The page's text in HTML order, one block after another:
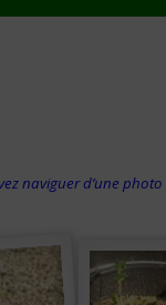
naviguer d’une